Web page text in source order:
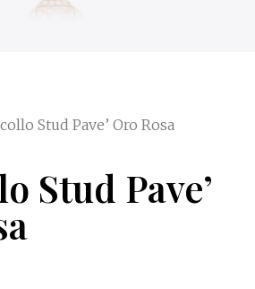
Stud Pave’ Oro Rosa
Stud Pave’